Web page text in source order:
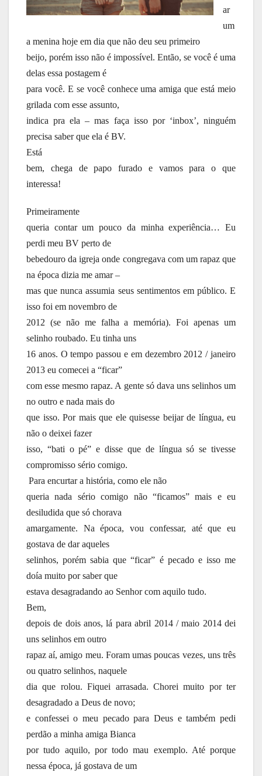
ar
um
a menina hoje em dia que não deu seu primeiro
beijo, porém isso não é impossível. Então, se você é uma
delas essa postagem é
para você. E se você conhece uma amiga que está meio
grilada com esse assunto,
indica pra ela – mas faça isso por ‘inbox’, ninguém
precisa saber que ela é BV.
Está
bem, chega de papo furado e vamos para o que
interessa!
Primeiramente
queria contar um pouco da minha experiência… Eu
perdi meu BV perto de
bebedouro da igreja onde congregava com um rapaz que
na época dizia me amar –
mas que nunca assumia seus sentimentos em público. E
isso foi em novembro de
2012 (se não me falha a memória). Foi apenas um
selinho roubado. Eu tinha uns
16 anos. O tempo passou e em dezembro 2012 / janeiro
2013 eu comecei a “ficar”
com esse mesmo rapaz. A gente só dava uns selinhos um
no outro e nada mais do
que isso. Por mais que ele quisesse beijar de língua, eu
não o deixei fazer
isso, “bati o pé” e disse que de língua só se tivesse
compromisso sério comigo.
Para encurtar a história, como ele não
queria nada sério comigo não “ficamos” mais e eu
desiludida que só chorava
amargamente. Na época, vou confessar, até que eu
gostava de dar aqueles
selinhos, porém sabia que “ficar” é pecado e isso me
doía muito por saber que
estava desagradando ao Senhor com aquilo tudo.
Bem,
depois de dois anos, lá para abril 2014 / maio 2014 dei
uns selinhos em outro
rapaz aí, amigo meu. Foram umas poucas vezes, uns três
ou quatro selinhos, naquele
dia que rolou. Fiquei arrasada. Chorei muito por ter
desagradado a Deus de novo;
e confessei o meu pecado para Deus e também pedi
perdão a minha amiga Bianca
por tudo aquilo, por todo mau exemplo. Até porque
nessa época, já gostava de um